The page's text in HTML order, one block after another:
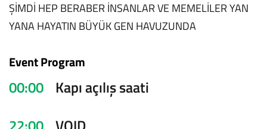
ŞİMDİ HEP BERABER İNSANLAR VE MEMELİLER YAN
YANA HAYATIN BÜYÜK GEN HAVUZUNDA
Event Program
00:00 Kapı açılış saati